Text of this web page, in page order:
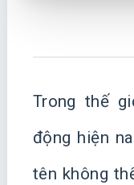
Trong thế
động hiện
tên không